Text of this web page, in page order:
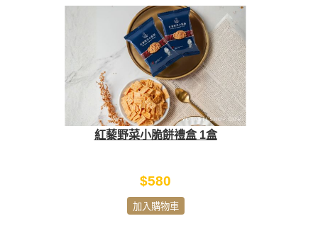
紅藜野菜小脆餅禮盒 1盒
$580
加入購物車